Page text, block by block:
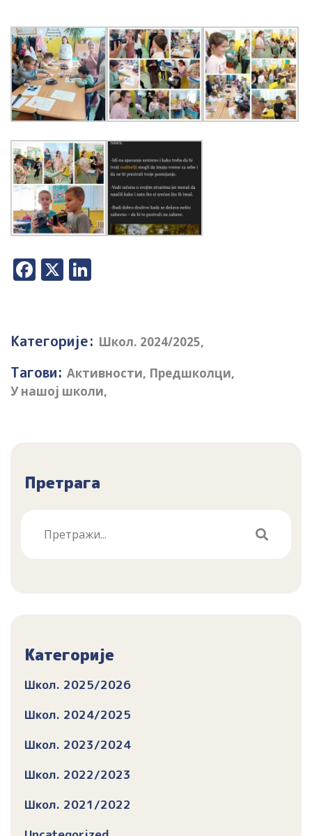
Facebook
X
Категорије: Школ. 2024/2025,
Тагови: Активности, Предшколци,
У нашој школи,
Претрага
Категорије
Школ. 2025/2026
Школ. 2024/2025
Школ. 2023/2024
Школ. 2022/2023
Школ. 2021/2022